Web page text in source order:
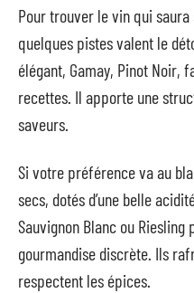
Pour trouver le vin qui
quelques pistes valent le
élégant, Gamay, Pinot Noir,
recettes. Il apporte une
saveurs.
Si votre préférence va au
secs, dotés d’une belle
Sauvignon Blanc ou
gourmandise discrète. Ils
respectent les épices.